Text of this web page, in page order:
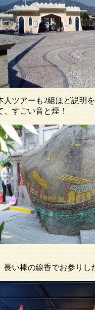
ーも2組ほど説明を
ごい音と煙！
の線香でお参りした